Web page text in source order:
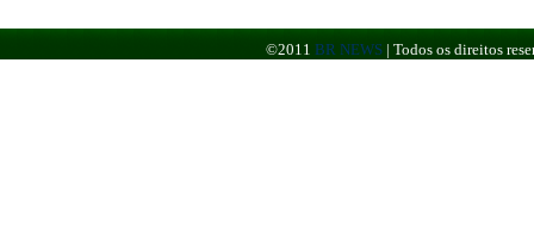
©2011 BR NEWS | Todos os direitos